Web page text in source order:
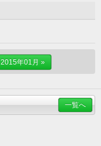
2015年01月 »
一覧へ